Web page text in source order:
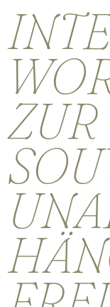
ZUR